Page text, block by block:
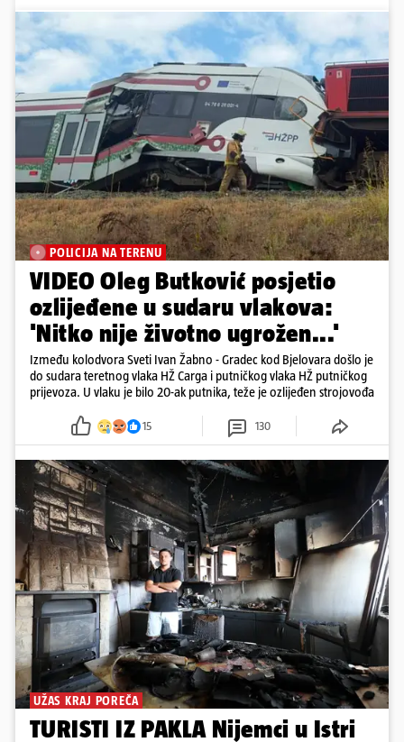
POLICIJA NA TERENU
VIDEO Oleg Butković posjetio
ozlijeđene u sudaru vlakova:
'Nitko nije životno ugrožen...'
Između kolodvora Sveti Ivan Žabno - Gradec kod Bjelovara došlo je
do sudara teretnog vlaka HŽ Carga i putničkog vlaka HŽ putničkog
prijevoza. U vlaku je bilo 20-ak putnika, teže je ozlijeđen strojovođa
15 130
UŽAS KRAJ POREČA
TURISTI IZ PAKLA Nijemci u Istri